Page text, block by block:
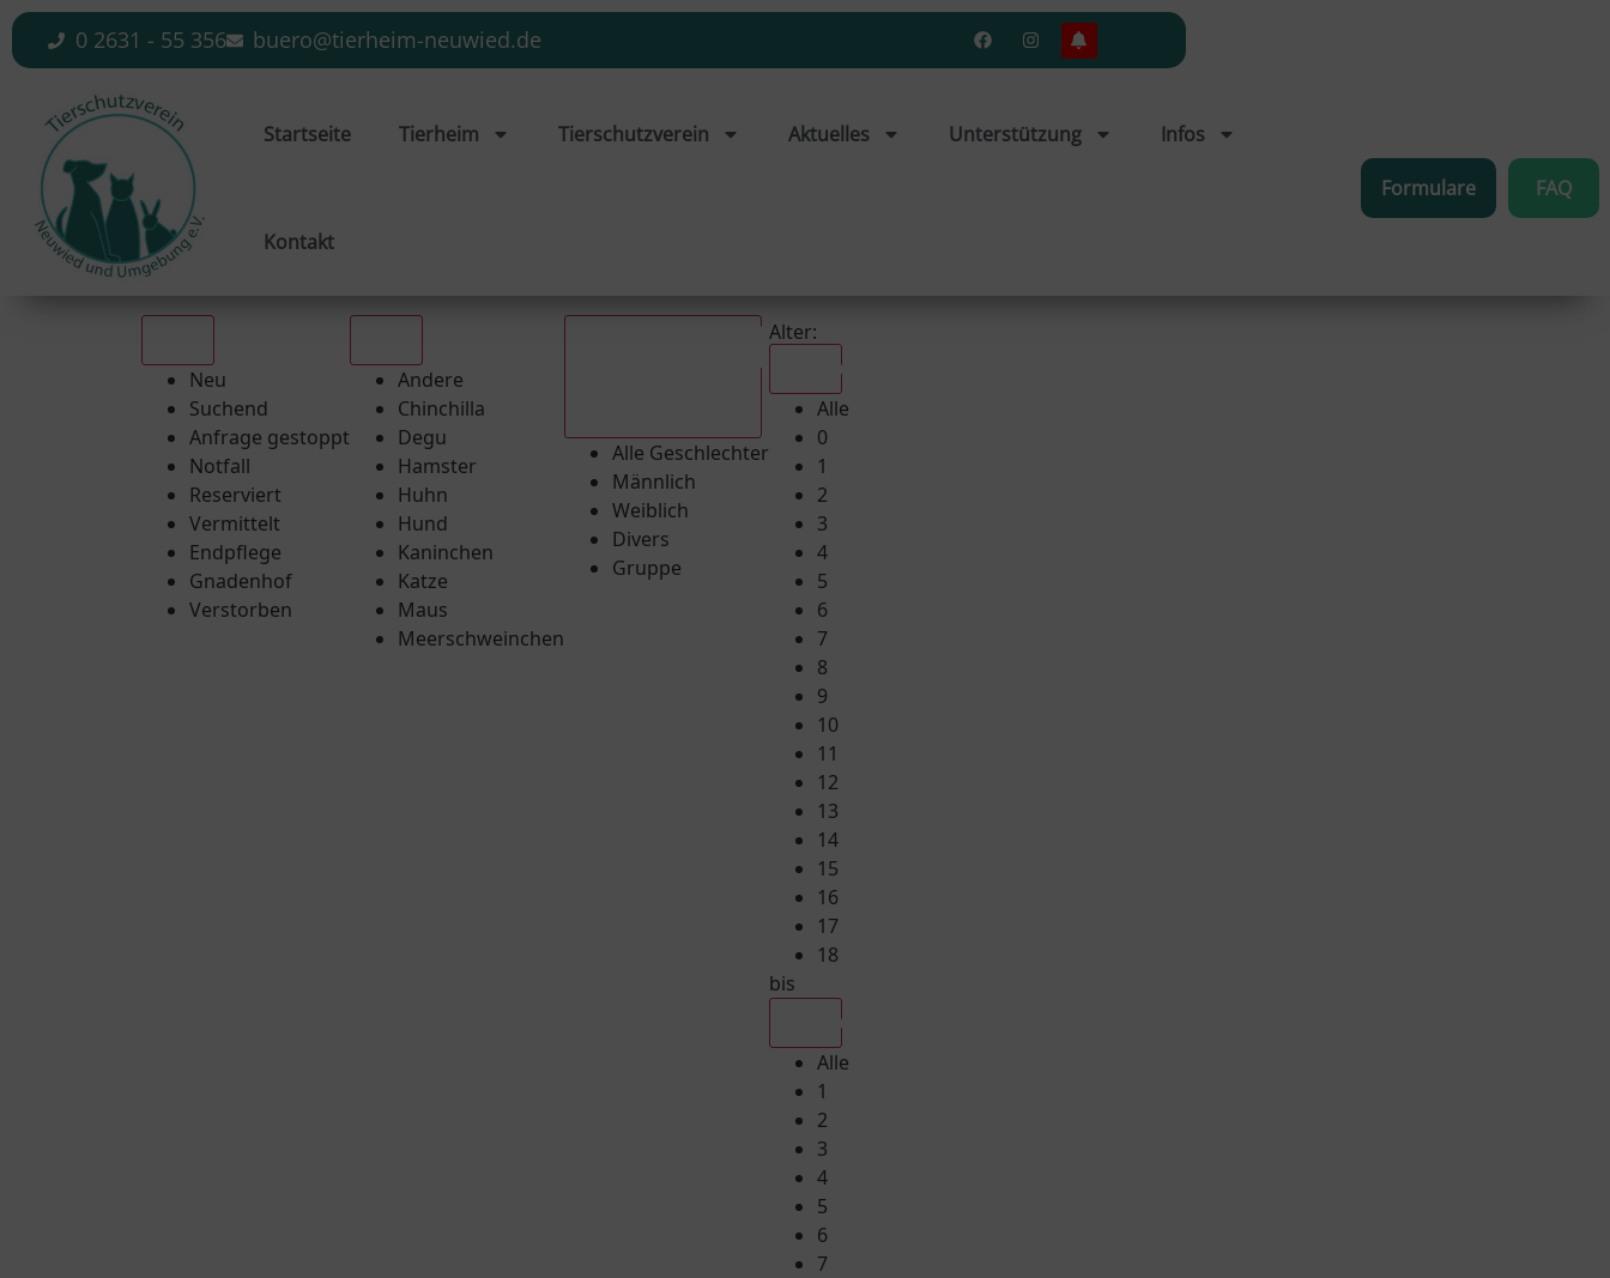
0 2631 - 55 356 buero@tierheim-neuwied.de
Startseite Tierheim Tierschutzverein Aktuelles Unterstützung Infos
Kontakt
Formulare FAQ
Neu
Suchend
Anfrage gestoppt
Notfall
Reserviert
Vermittelt
Endpflege
Gnadenhof
Verstorben
Andere
Chinchilla
Degu
Hamster
Huhn
Hund
Kaninchen
Katze
Maus
Meerschweinchen
Alle Geschlechter
Männlich
Weiblich
Divers
Gruppe
Alter:
Alle
0
1
2
3
4
5
6
7
8
9
10
11
12
13
14
15
16
17
18
bis
Alle
1
2
3
4
5
6
7